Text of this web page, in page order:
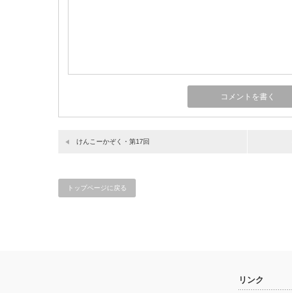
けんこーかぞく・第17回
トップページに戻る
リンク